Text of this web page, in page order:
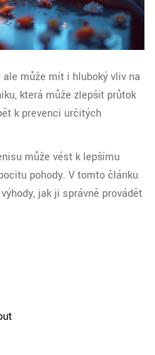
může mít i hluboký vliv na
která může zlepšit průtok
k prevenci určitých
může vést k lepšímu
pohody. V tomto článku
jak ji správně provádět